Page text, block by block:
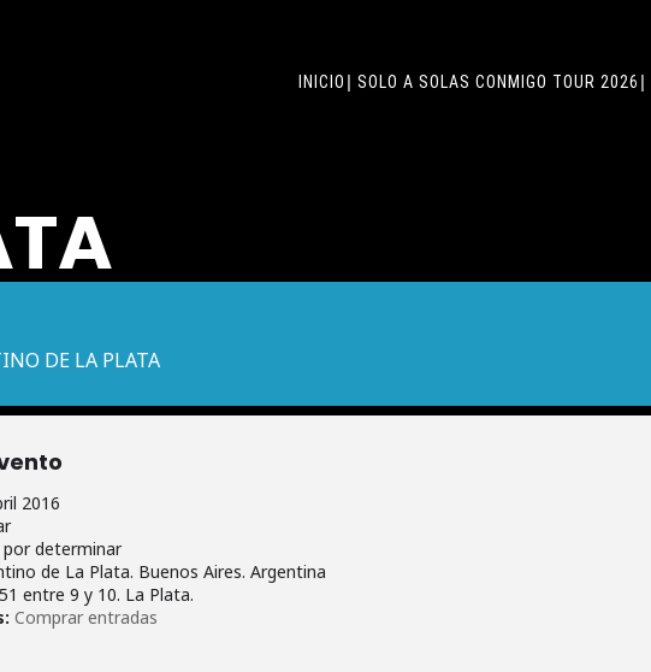
INICIO SOLO A SOLAS CONMIGO TOUR 2026
DE LA PLATA
2016
por determinar
de La Plata. Buenos Aires. Argentina
entre 9 y 10. La Plata.
Comprar entradas